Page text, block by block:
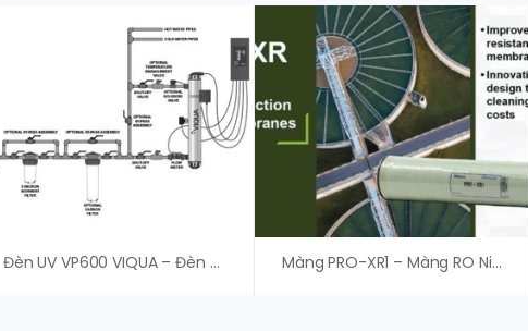
Đèn UV VP600 VIQUA – Đèn UV Diệt Khuẩn – Giá Tốt Màng PRO-XR1 – Màng RO Nitto Denko Hydranautics